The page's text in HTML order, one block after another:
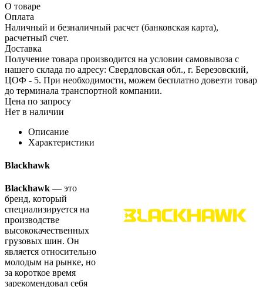
О товаре
Оплата
Наличный и безналичный расчет (банковская карта),
расчетный счет.
Доставка
Получение товара производится на условии самовывоза с
нашего склада по адресу: Свердловская обл., г. Березовский,
ЦОФ - 5. При необходимости, можем бесплатно довезти товар
до терминала транспортной компании.
Цена по запросу
Нет в наличии
Описание
Характеристики
Blackhawk
Blackhawk — это
бренд, который
специализируется на
производстве
высококачественных
грузовых шин. Он
является относительно
молодым на рынке, но
за короткое время
зарекомендовал себя